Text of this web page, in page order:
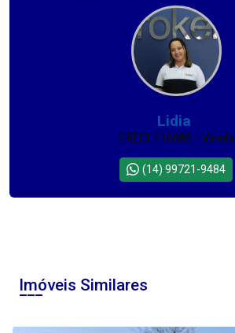
Lidia
CRECI 116085 - Venda
(14) 99721-9484
Imóveis Similares